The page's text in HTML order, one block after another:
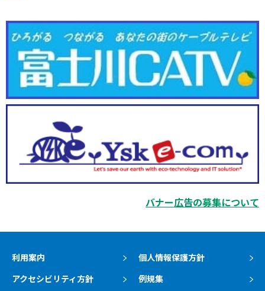
バナー広告の募集について
利用案内
個人情報保護方針
アクセシビリティ方針
例規集